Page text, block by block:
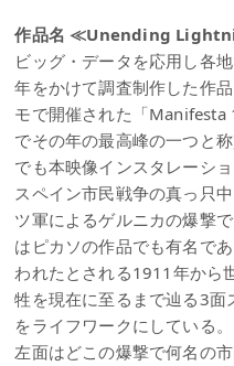
作品名 ≪Unending
ビッグ・データを応用し各
年をかけて調査制作した作
モで開催された「Manifesta
でその年の最高峰の一つと
でも本映像インスタレーシ
スペイン市民戦争の真っ只
ツ軍によるゲルニカの爆撃
はピカソの作品でも有名で
われたとされる1911年から
牲を現在に至るまで辿る3
をライフワークにしている。
左面はどこの爆撃で何名の